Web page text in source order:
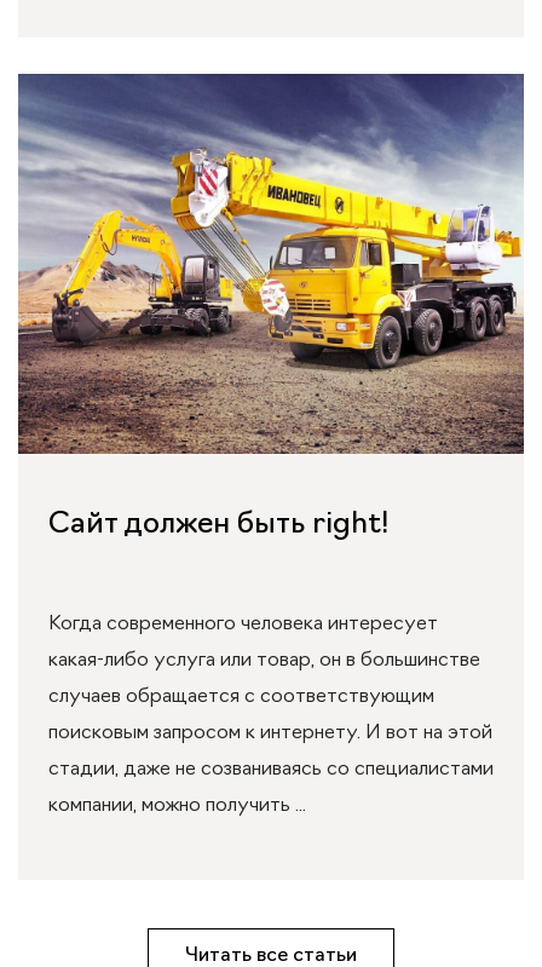
Сайт должен быть right!
Когда современного человека интересует
какая-либо услуга или товар, он в большинстве
случаев обращается с соответствующим
поисковым запросом к интернету. И вот на этой
стадии, даже не созваниваясь со специалистами
компании, можно получить ...
Читать все статьи